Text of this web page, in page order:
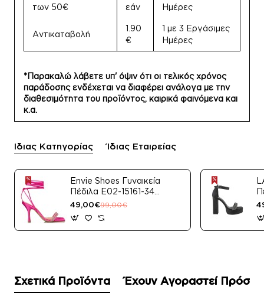
των 50€
εάν
Ημέρες
Αντικαταβολή
1.90
€
1 με 3 Εργάσιμες
Ημέρες
*Παρακαλώ λάβετε υπ' όψιν ότι οι τελικός χρόνος
παράδοσης ενδέχεται να διαφέρει ανάλογα με την
διαθεσιμότητα του προϊόντος, καιρικά φαινόμενα και
κ.α.
Ίδιας Κατηγορίας Ίδιας Εταιρείας
Envie Shoes Γυναικεία
Πέδιλα E02-15161-34
Μαύρο Satin
49,00€99,00€
Σχετικά Προϊόντα Έχουν Αγοραστεί